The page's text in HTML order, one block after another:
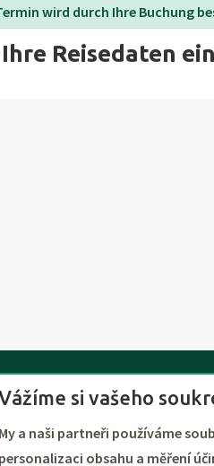
wird durch Ihre Buchung
Reisedaten ein
RESERVIERUNG
si vašeho
My a naši partneři používáme
personalizaci obsahu a měření